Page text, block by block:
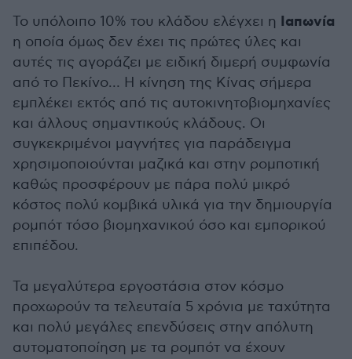
Το υπόλοιπο 10% του κλάδου ελέγχει η Ιαπωνία
η οποία όμως δεν έχει τις πρώτες ύλες και
αυτές τις αγοράζει με ειδική διμερή συμφωνία
από το Πεκίνο… Η κίνηση της Κίνας σήμερα
εμπλέκει εκτός από τις αυτοκινητοβιομηχανίες
και άλλους σημαντικούς κλάδους. Οι
συγκεκριμένοι μαγνήτες για παράδειγμα
χρησιμοποιούνται μαζικά και στην ρομποτική
καθώς προσφέρουν με πάρα πολύ μικρό
κόστος πολύ κομβικά υλικά για την δημιουργία
ρομπότ τόσο βιομηχανικού όσο και εμπορικού
επιπέδου.
Τα μεγαλύτερα εργοστάσια στον κόσμο
προχωρούν τα τελευταία 5 χρόνια με ταχύτητα
και πολύ μεγάλες επενδύσεις στην απόλυτη
αυτοματοποίηση με τα ρομπότ να έχουν